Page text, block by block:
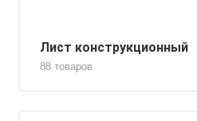
Лист конструкционный
88 товаров